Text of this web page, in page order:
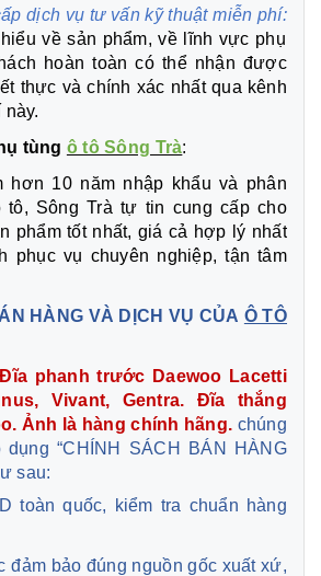
dịch vụ tư vấn kỹ thuật miễn phí:
về sản phẩm, về lĩnh vực phụ
hoàn toàn có thể nhận được
thực và chính xác nhất qua kênh
này.
tùng ô tô Sông Trà:
hơn 10 năm nhập khẩu và phân
tô, Sông Trà tự tin cung cấp cho
phẩm tốt nhất, giá cả hợp lý nhất
phục vụ chuyên nghiệp, tận tâm
HÀNG VÀ DỊCH VỤ CỦA Ô TÔ
Đĩa phanh trước Daewoo Lacetti
Vivant, Gentra. Đĩa thắng
Ảnh là hàng chính hãng. chúng
“CHÍNH SÁCH BÁN HÀNG
sau:
toàn quốc, kiểm tra chuẩn hàng
đảm bảo đúng nguồn gốc xuất xứ,